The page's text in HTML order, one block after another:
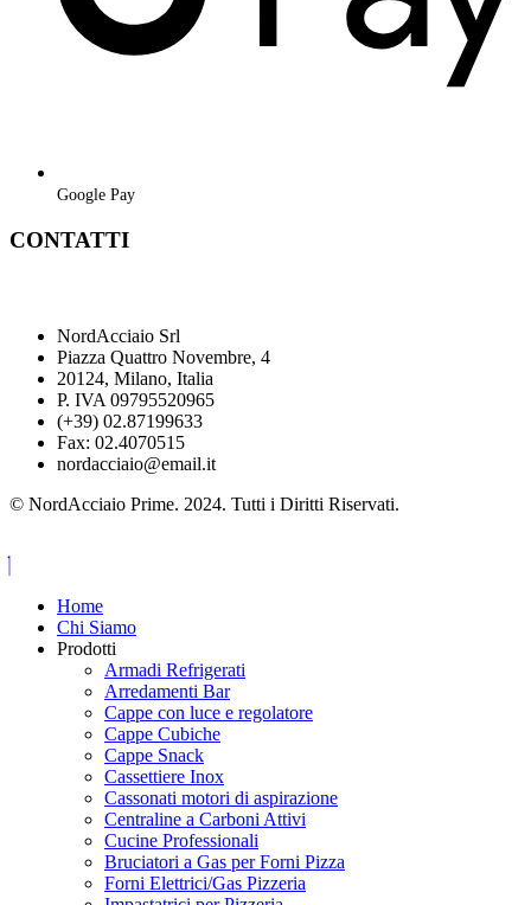
Google Pay
CONTATTI
NordAcciaio Srl
Piazza Quattro Novembre, 4
20124, Milano, Italia
P. IVA 09795520965
(+39) 02.87199633
Fax: 02.4070515
nordacciaio@email.it
© NordAcciaio Prime. 2024. Tutti i Diritti Riservati.
Home
Chi Siamo
Prodotti
Armadi Refrigerati
Arredamenti Bar
Cappe con luce e regolatore
Cappe Cubiche
Cappe Snack
Cassettiere Inox
Cassonati motori di aspirazione
Centraline a Carboni Attivi
Cucine Professionali
Bruciatori a Gas per Forni Pizza
Forni Elettrici/Gas Pizzeria